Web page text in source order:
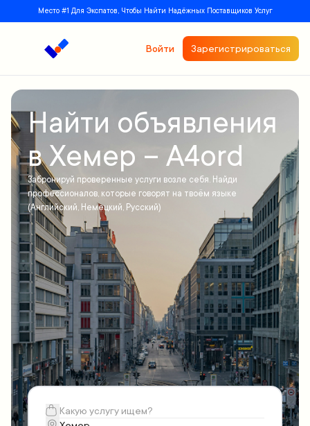
Место #1 Для Экспатов, Чтобы Найти Надёжных Поставщиков Услуг
Войти Зарегистрироваться
Найти объявления
в Хемер – A4ord
Забронируй проверенные услуги возле себя. Найди
профессионалов, которые говорят на твоём языке
(Английский, Немецкий, Русский)